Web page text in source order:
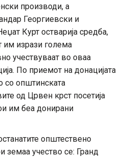
производи, а
Георгиевски и
Курт остварија средба,
им изрази голема
учествуваат во оваа
По приемот на донацијата
со општинската
од Црвен крст посетија
им беа донирани
општествено
земаа учество се: Гранд